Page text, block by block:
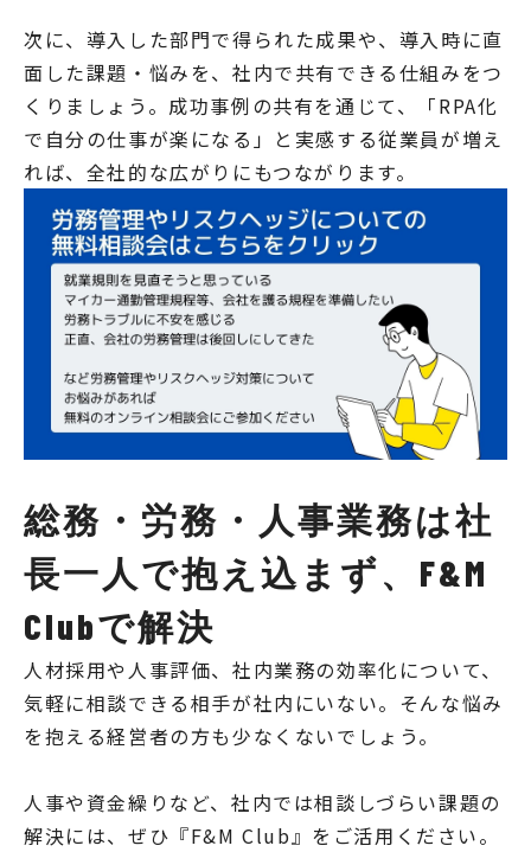
次に、導入した部門で得られた成果や、導入時に直
面した課題・悩みを、社内で共有できる仕組みをつ
くりましょう。成功事例の共有を通じて、「RPA化
で自分の仕事が楽になる」と実感する従業員が増え
れば、全社的な広がりにもつながります。
総務・労務・人事業務は社
長一人で抱え込まず、F&M
Clubで解決
人材採用や人事評価、社内業務の効率化について、
気軽に相談できる相手が社内にいない。そんな悩み
を抱える経営者の方も少なくないでしょう。
人事や資金繰りなど、社内では相談しづらい課題の
解決には、ぜひ『F&M Club』をご活用ください。